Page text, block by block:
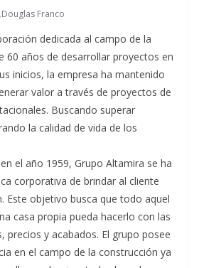
Douglas Franco
dedicada al campo de la
60 años de desarrollar proyectos en
inicios, la empresa ha mantenido
valor a través de proyectos de
Buscando superar
la calidad de vida de los
el año 1959, Grupo Altamira se ha
corporativa de brindar al cliente
Este objetivo busca que todo aquel
casa propia pueda hacerlo con las
precios y acabados. El grupo posee
en el campo de la construcción ya